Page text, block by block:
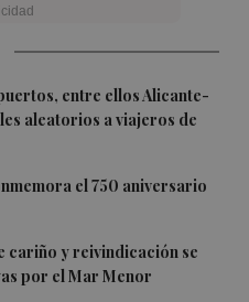
entre ellos Alicante-
aleatorios a viajeros de
el 750 aniversario
cariño y reivindicación se
por el Mar Menor